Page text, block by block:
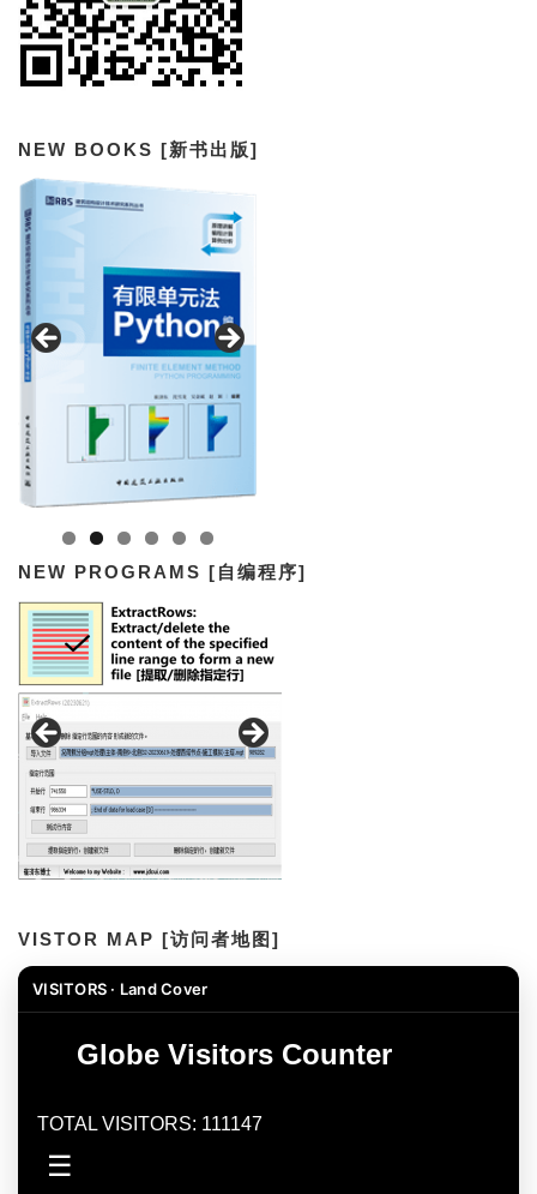
NEW BOOKS [新书出版]
NEW PROGRAMS [自编程序]
VISTOR MAP [访问者地图]
VISITORS · Land Cover